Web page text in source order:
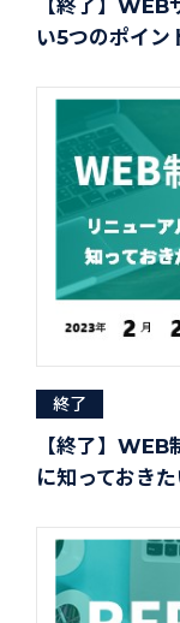
【終了】
い5つのポイン
終了
【終了】
に知っておき